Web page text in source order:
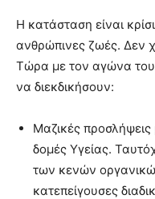
Η κατάσταση είναι
ανθρώπινες ζωές.
Τώρα με τον αγώνα
να διεκδικήσουν:
Μαζικές
δομές Υγείας.
των κενών
κατεπείγουσες